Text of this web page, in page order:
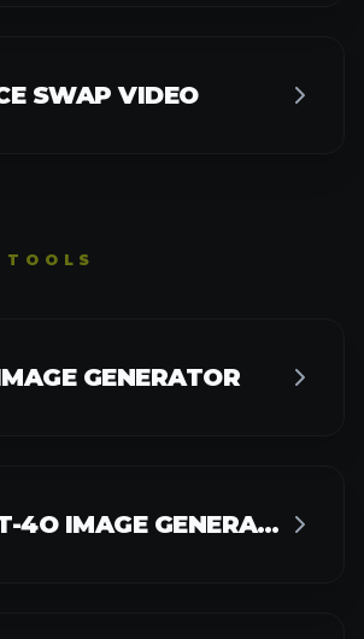
SWAP VIDEO
GENERATOR
GPT-4O IMAGE GENERATOR